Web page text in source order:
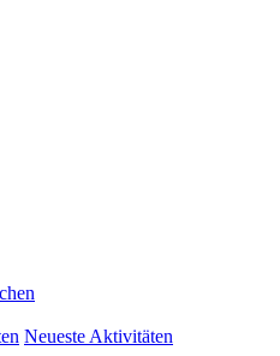
Neueste Aktivitäten